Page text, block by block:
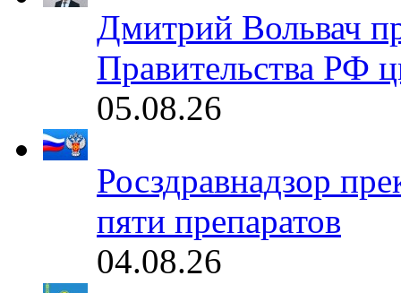
Дмитрий Вольвач
Правительства РФ
05.08.26
Росздравнадзор
пяти препаратов
04.08.26